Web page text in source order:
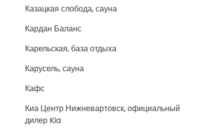
Казацкая слобода, сауна
Кардан Баланс
Карельская, база отдыха
Карусель, сауна
Кафс
Киа Центр Нижневартовск, официальный
дилер Kia